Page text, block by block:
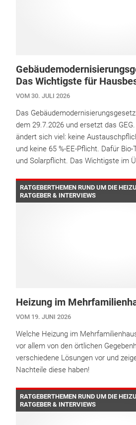
Das Wichtigste für
VOM 30. JULI 2026
Das
dem 29.7.2026 und ersetzt das
ändert sich viel: keine
und keine 65 %-EE-Pflicht. Dafür
und Solarpflicht. Das Wichtigste im
RATGEBERTHEMEN RUND UM DIE
RATGEBER & INTERVIEWS
Heizung im
VOM 19. JUNI 2026
Welche Heizung im
vor allem von den örtlichen
verschiedene Lösungen vor und
Nachteile diese haben!
RATGEBERTHEMEN RUND UM DIE
RATGEBER & INTERVIEWS